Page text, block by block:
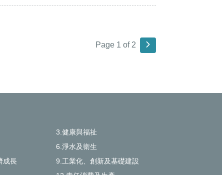
Page 1 of 2
3.健康與福祉
6.淨水及衛生
成長
9.工業化、創新及基礎建設